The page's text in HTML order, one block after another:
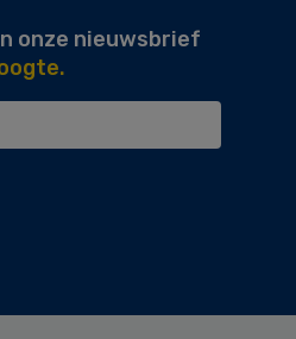
onze nieuwsbrief